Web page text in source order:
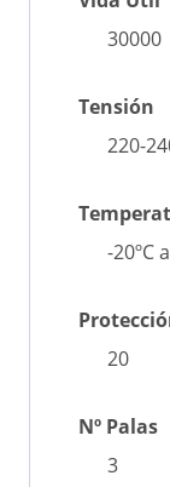
30000
Tensión
220-
-20ºC
20
Nº Palas
3